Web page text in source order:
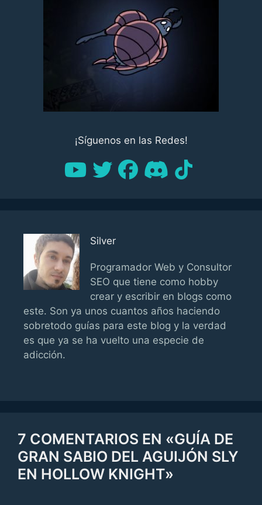
¡Síguenos en las Redes!
Silver
Programador Web y Consultor
SEO que tiene como hobby
crear y escribir en blogs como
este. Son ya unos cuantos años haciendo
sobretodo guías para este blog y la verdad
es que ya se ha vuelto una especie de
adicción.
7 COMENTARIOS EN «GUÍA DE
GRAN SABIO DEL AGUIJÓN SLY
EN HOLLOW KNIGHT»